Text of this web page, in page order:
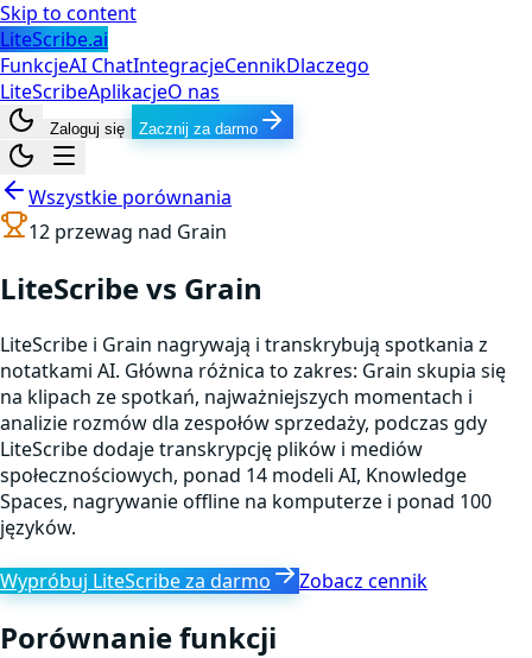
Skip to content
LiteScribe.ai
FunkcjeAI ChatIntegracjeCennikDlaczego
LiteScribeAplikacjeO nas
Zaloguj się Zacznij za darmo
Wszystkie porównania
12 przewag nad Grain
LiteScribe vs Grain
LiteScribe i Grain nagrywają i transkrybują spotkania z
notatkami AI. Główna różnica to zakres: Grain skupia się
na klipach ze spotkań, najważniejszych momentach i
analizie rozmów dla zespołów sprzedaży, podczas gdy
LiteScribe dodaje transkrypcję plików i mediów
społecznościowych, ponad 14 modeli AI, Knowledge
Spaces, nagrywanie offline na komputerze i ponad 100
języków.
Wypróbuj LiteScribe za darmo Zobacz cennik
Porównanie funkcji